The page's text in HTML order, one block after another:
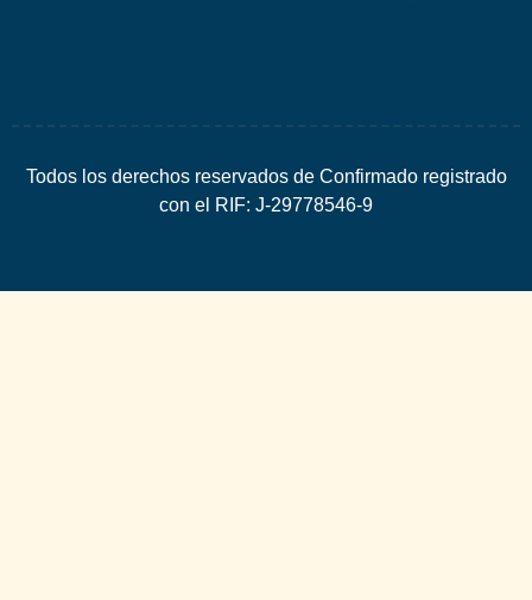
Todos los derechos reservados de Confirmado registrado
con el RIF: J-29778546-9